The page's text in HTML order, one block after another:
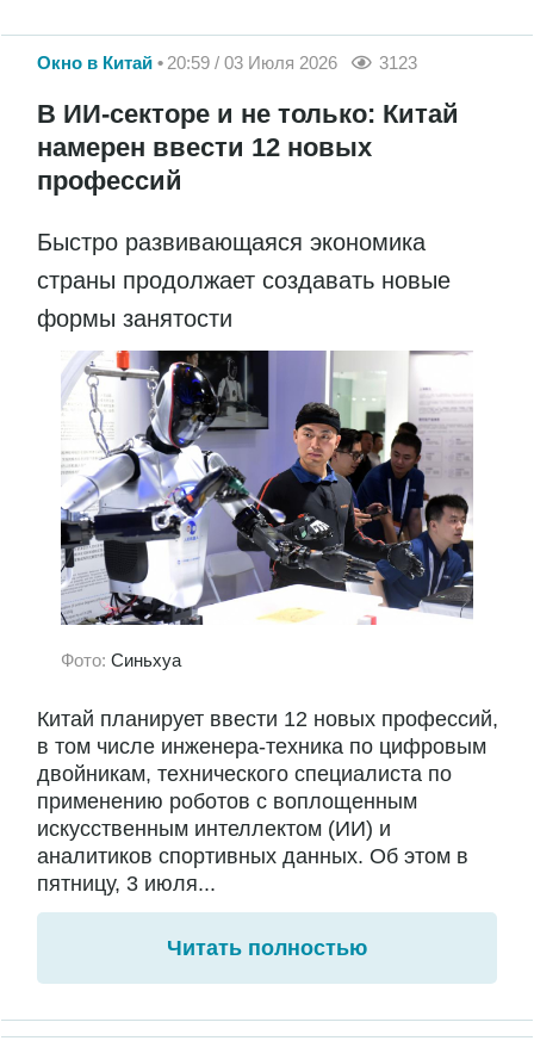
Окно в Китай 20:59 / 03 Июля 2026 3123
В ИИ-секторе и не только: Китай
намерен ввести 12 новых
профессий
Быстро развивающаяся экономика
страны продолжает создавать новые
формы занятости
Фото: Синьхуа
Китай планирует ввести 12 новых профессий,
в том числе инженера-техника по цифровым
двойникам, технического специалиста по
применению роботов с воплощенным
искусственным интеллектом (ИИ) и
аналитиков спортивных данных. Об этом в
пятницу, 3 июля...
Читать полностью